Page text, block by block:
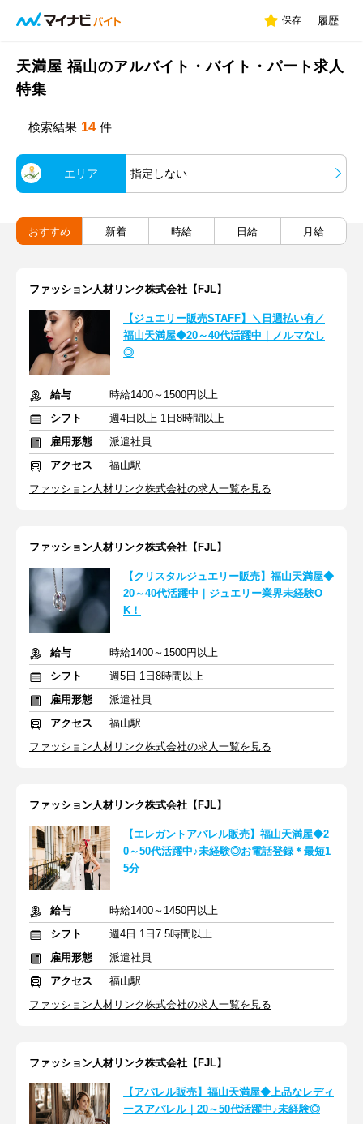
保存 履歴
天満屋 福山のアルバイト・バイト・パート求人
特集
検索結果 14 件
エリア 指定しない
おすすめ 新着 時給 日給 月給
ファッション人材リンク株式会社【FJL】
【ジュエリー販売STAFF】＼日週払い有／
福山天満屋◆20～40代活躍中｜ノルマなし
◎
給与
時給1400～1500円以上
シフト
週4日以上 1日8時間以上
雇用形態
派遣社員
アクセス
福山駅
ファッション人材リンク株式会社の求人一覧を見る
ファッション人材リンク株式会社【FJL】
【クリスタルジュエリー販売】福山天満屋◆
20～40代活躍中｜ジュエリー業界未経験O
K！
給与
時給1400～1500円以上
シフト
週5日 1日8時間以上
雇用形態
派遣社員
アクセス
福山駅
ファッション人材リンク株式会社の求人一覧を見る
ファッション人材リンク株式会社【FJL】
【エレガントアパレル販売】福山天満屋◆2
0～50代活躍中♪未経験◎お電話登録＊最短1
5分
給与
時給1400～1450円以上
シフト
週4日 1日7.5時間以上
雇用形態
派遣社員
アクセス
福山駅
ファッション人材リンク株式会社の求人一覧を見る
ファッション人材リンク株式会社【FJL】
【アパレル販売】福山天満屋◆上品なレディ
ースアパレル｜20～50代活躍中♪未経験◎